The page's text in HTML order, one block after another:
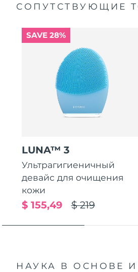
СОПУТСТВУЮЩИЕ
SAVE 28%
LUNA™ 3
Ультрагигиеничный
девайс для очищения
кожи
$ 219
$ 155,49
НАУКА В ОСНОВЕ